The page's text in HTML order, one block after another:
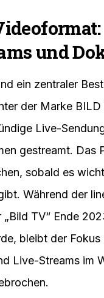
und
ein zentraler
der Marke
Live-
gestreamt. Das
sobald es
Während der
„Bild TV“ Ende
bleibt der
Live-Streams im